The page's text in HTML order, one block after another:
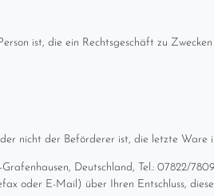
ist, die ein Rechtsgeschäft zu
nicht der Beförderer ist, die letzte Ware
Deutschland, Tel.: 07822/
oder E-Mail) über Ihren Entschluss,